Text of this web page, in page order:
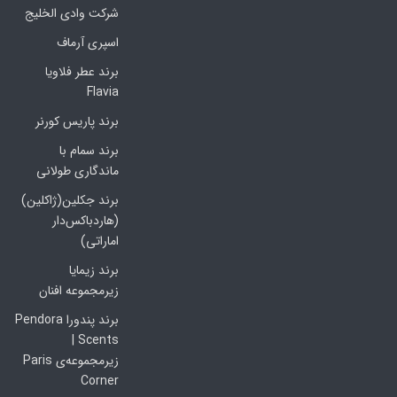
شرکت وادی الخلیج
اسپری آرماف
برند عطر فلاویا
Flavia
برند پاریس کورنر
برند سمام با
ماندگاری طولانی
برند جکلین(ژاکلین)
(هاردباکس‌دار
اماراتی)
برند زیمایا
زیرمجموعه افنان
برند پندورا Pendora
Scents |
زیرمجموعه‌ی Paris
Corner